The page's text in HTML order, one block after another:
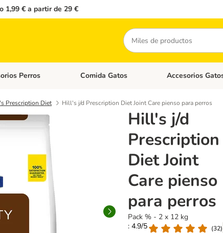
1,99 € a partir de 29 €
Buscar
categoria abierto: Comida Perros
Perros Menú de categoria abierto: Accesorios Perros
Comida Gatos Menú de categoria
Accesorios
Prescription Diet Hill's j/d Prescription Diet Joint Care pienso para perros
Hill's j/d
Prescription
Diet Joint
Care pienso
para perros
Pack % - 2 x 12 kg
: 4.9/5
(32)